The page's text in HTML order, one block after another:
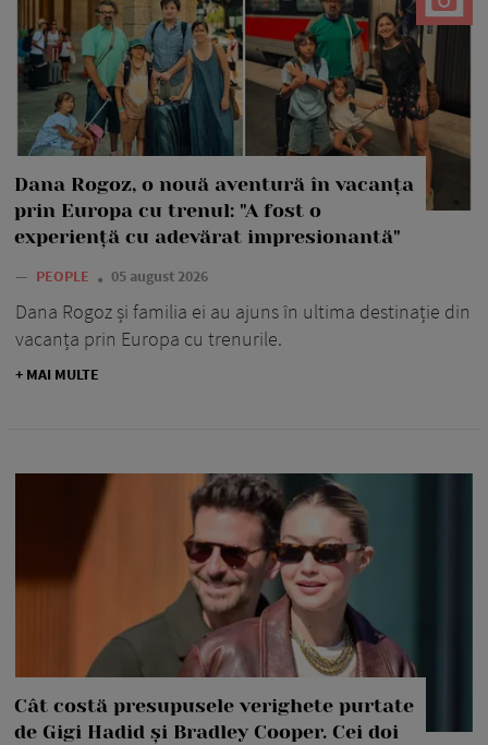
Dana Rogoz, o nouă aventură în vacanța
prin Europa cu trenul: "A fost o
experiență cu adevărat impresionantă"
— PEOPLE 05 august 2026
Dana Rogoz și familia ei au ajuns în ultima destinație din
vacanța prin Europa cu trenurile.
+ MAI MULTE
Cât costă presupusele verighete purtate
de Gigi Hadid și Bradley Cooper. Cei doi